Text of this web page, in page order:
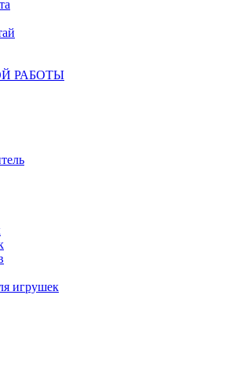
РАБОТЫ
игрушек